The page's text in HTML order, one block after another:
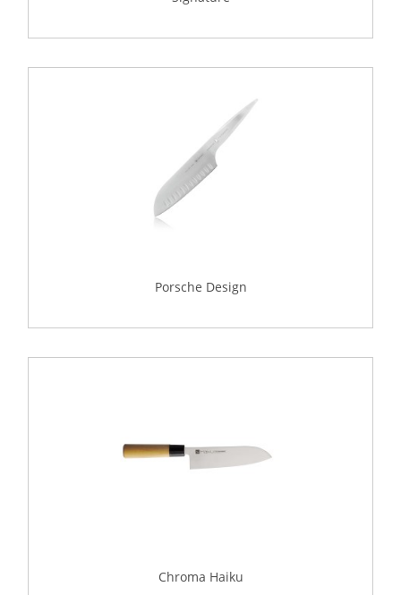
Porsche Design
Chroma Haiku